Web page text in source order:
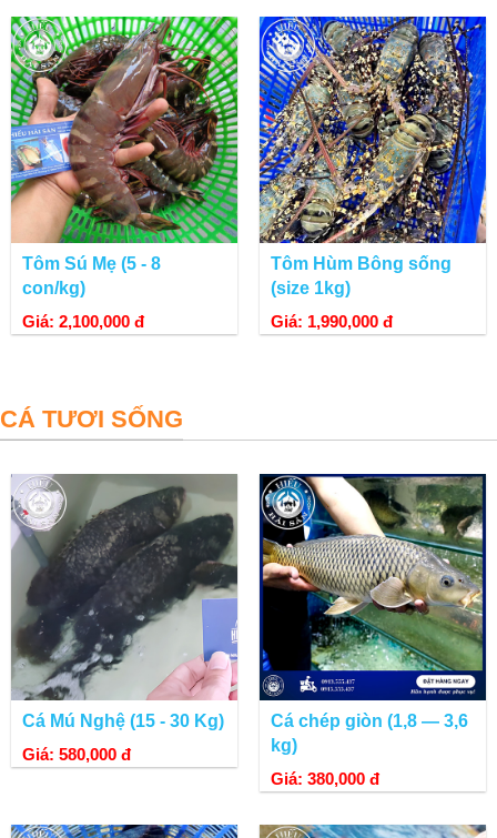
Tôm Sú Mẹ (5 - 8
con/kg)
Giá: 2,100,000 đ
Tôm Hùm Bông sống
(size 1kg)
Giá: 1,990,000 đ
CÁ TƯƠI SỐNG
Cá Mú Nghệ (15 - 30 Kg)
Giá: 580,000 đ
Cá chép giòn (1,8 — 3,6
kg)
Giá: 380,000 đ